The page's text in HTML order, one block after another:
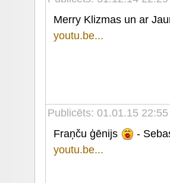
Merry Klizmas un ar
youtu.be...
Publicēts: 01.01.15 22:55
Fraņču ģēnijs
-
youtu.be...